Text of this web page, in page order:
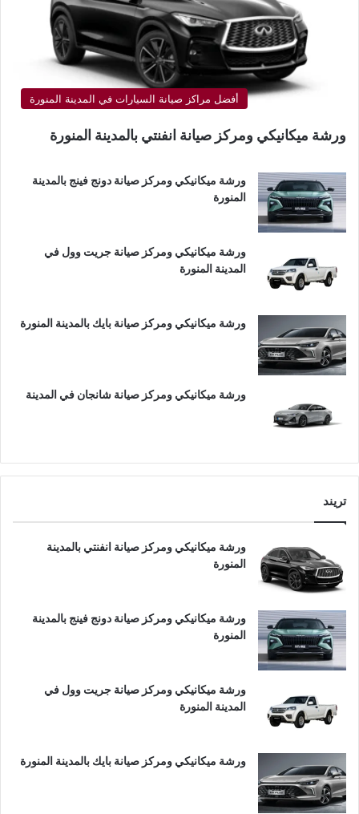
أفضل مراكز صيانة السيارات في المدينة المنورة
ورشة ميكانيكي ومركز صيانة انفنتي بالمدينة المنورة
ورشة ميكانيكي ومركز صيانة دونج فينج بالمدينة
المنورة
ورشة ميكانيكي ومركز صيانة جريت وول في
المدينة المنورة
ورشة ميكانيكي ومركز صيانة بايك بالمدينة المنورة
ورشة ميكانيكي ومركز صيانة شانجان في المدينة
تريند
ورشة ميكانيكي ومركز صيانة انفنتي بالمدينة
المنورة
ورشة ميكانيكي ومركز صيانة دونج فينج بالمدينة
المنورة
ورشة ميكانيكي ومركز صيانة جريت وول في
المدينة المنورة
ورشة ميكانيكي ومركز صيانة بايك بالمدينة المنورة